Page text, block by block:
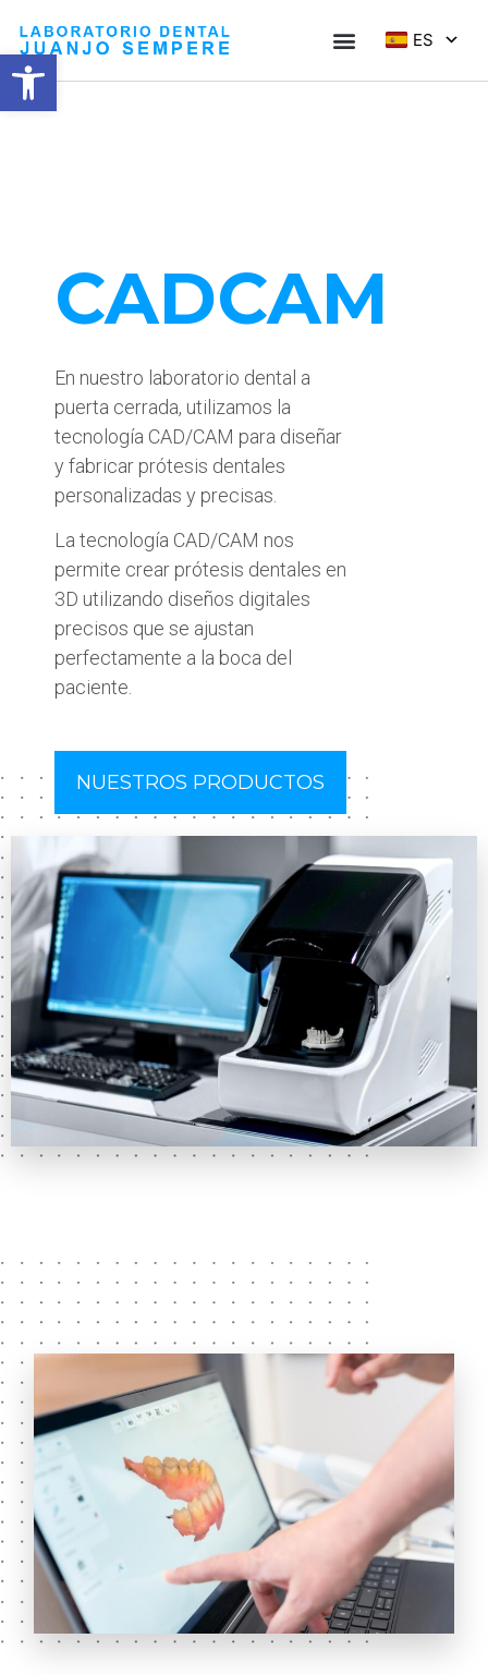
Abrir barra de herramientas
ES
CADCAM
En nuestro laboratorio dental a
puerta cerrada, utilizamos la
tecnología CAD/CAM para diseñar
y fabricar prótesis dentales
personalizadas y precisas.
La tecnología CAD/CAM nos
permite crear prótesis dentales en
3D utilizando diseños digitales
precisos que se ajustan
perfectamente a la boca del
paciente.
NUESTROS PRODUCTOS